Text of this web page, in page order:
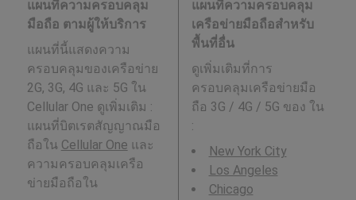
แผนที่ความครอบคลุม
มือถือ ตามผู้ให้บริการ
แผนที่นี้แสดงความ
ครอบคลุมของเครือข่าย
2G, 3G, 4G และ 5G ใน
Cellular One ดูเพิ่มเติม :
แผนที่บิตเรตสัญญาณมือ
ถือใน Cellular One และ
ความครอบคลุมเครือ
ข่ายมือถือใน
แผนที่ความครอบคลุม
เครือข่ายมือถือสำหรับ
พื้นที่อื่น
ดูเพิ่มเติมที่การ
ครอบคลุมเครือข่ายมือ
ถือ 3G / 4G / 5G ของ ใน
:
New York City
Los Angeles
Chicago